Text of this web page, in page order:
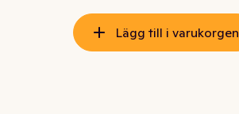
Lägg till i varukorgen